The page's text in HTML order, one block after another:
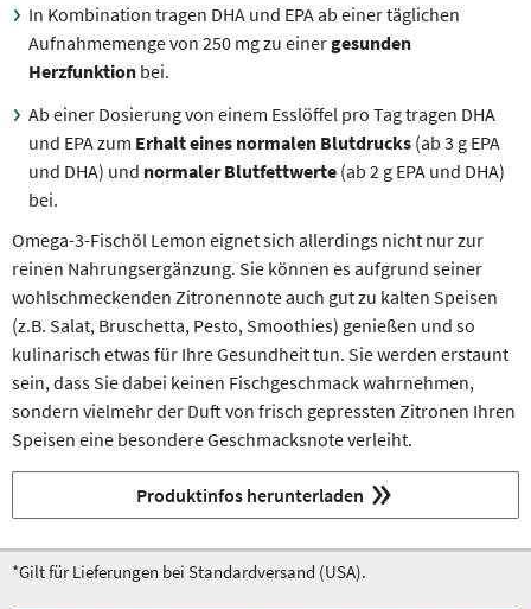
In Kombination tragen DHA und EPA ab einer täglichen
Aufnahmemenge von 250 mg zu einergesunden
Herzfunktion bei.
Ab einer Dosierung von einem Esslöffel pro Tag tragen DHA
und EPA zum Erhalt eines normalen Blutdrucks (ab 3 g EPA
und DHA) und normaler Blutfettwerte (ab 2 g EPA und DHA)
bei.
Omega-3-Fischöl Lemon eignet sich allerdings nicht nur zur
reinen Nahrungsergänzung. Sie können es aufgrund seiner
wohlschmeckenden Zitronennote auch gut zu kalten Speisen
(z.B. Salat, Bruschetta, Pesto, Smoothies) genießen und so
kulinarisch etwas für Ihre Gesundheit tun. Sie werden erstaunt
sein, dass Sie dabei keinen Fischgeschmack wahrnehmen,
sondern vielmehr der Duft von frisch gepressten Zitronen Ihren
Speisen eine besondere Geschmacksnote verleiht.
Produktinfos herunterladen
*Gilt für Lieferungen bei Standardversand (USA).